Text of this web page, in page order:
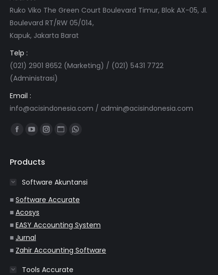
Ruko Viko The Green Court Boulevard Timur, Blok AX-05, Jl.
Boulevard RT/RW 05/014,
Kapuk, Jakarta Barat
Telp :
(021) 2901 8652 (Marketing) / (021) 5431 7722
(Administrasi)
Email :
info@acisindonesia.com / admin@acisindonesia.com
Find us on:
Facebook
opens
new
window
YouTube
opens
new
window
Instagram
new
window
Website
new
window
Whatsapp
new
window
Products
Software Akuntansi
■ Software Accurate
■ Acosys
■ EASY Accounting System
■ Jurnal
■ Zahir Accounting Software
Tools Accurate